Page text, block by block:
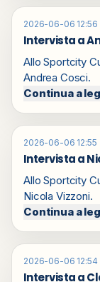
2026-06-06 12:56
Intervista a
Allo Sportcity
Andrea Cosci.
Continua a
2026-06-06 12:55
Intervista a
Allo Sportcity
Nicola Vizzoni.
Continua a
2026-06-06 12:54
Intervista a